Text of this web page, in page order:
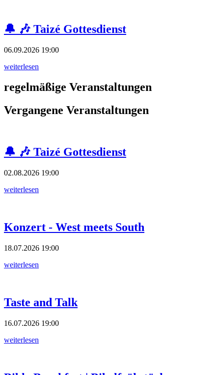
🔔 🎶 Taizé Gottesdienst
06.09.2026 19:00
weiterlesen
regelmäßige Veranstaltungen
Vergangene Veranstaltungen
🔔 🎶 Taizé Gottesdienst
02.08.2026 19:00
weiterlesen
Konzert - West meets South
18.07.2026 19:00
weiterlesen
Taste and Talk
16.07.2026 19:00
weiterlesen